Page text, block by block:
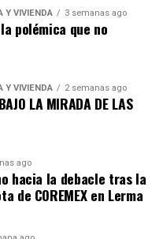
del estado yfue
por la LXIII
en vigor debido a
para financiar
y adaptación
dependencia de
desarrollo de
Y VIVIENDA 3 semanas ago
polémica que no
Y VIVIENDA 2 semanas ago
LA MIRADA DE LAS
ago
hacia la debacle tras la
de COREMEX en Lerma